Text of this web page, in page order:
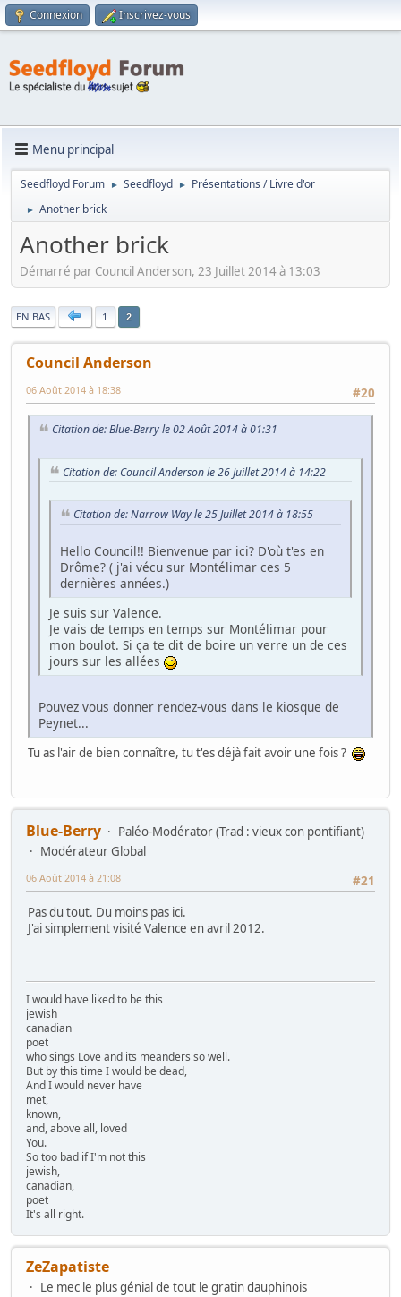
Connexion Inscrivez-vous
Menu principal
Seedfloyd Forum ► Seedfloyd ► Présentations / Livre d'or
► Another brick
Another brick
Démarré par Council Anderson, 23 Juillet 2014 à 13:03
|
EN BAS 1 2
Council Anderson
#20
06 Août 2014 à 18:38
Citation de: Blue-Berry le 02 Août 2014 à 01:31
Citation de: Council Anderson le 26 Juillet 2014 à 14:22
Citation de: Narrow Way le 25 Juillet 2014 à 18:55
Hello Council!! Bienvenue par ici? D'où t'es en
Drôme? ( j'ai vécu sur Montélimar ces 5
dernières années.)
Je suis sur Valence.
Je vais de temps en temps sur Montélimar pour
mon boulot. Si ça te dit de boire un verre un de ces
jours sur les allées
Pouvez vous donner rendez-vous dans le kiosque de
Peynet...
Tu as l'air de bien connaître, tu t'es déjà fait avoir une fois ?
Blue-Berry
Paléo-Modérator (Trad : vieux con pontifiant)
Modérateur Global
#21
06 Août 2014 à 21:08
Pas du tout. Du moins pas ici.
J'ai simplement visité Valence en avril 2012.
I would have liked to be this
jewish
canadian
poet
who sings Love and its meanders so well.
But by this time I would be dead,
And I would never have
met,
known,
and, above all, loved
You.
So too bad if I'm not this
jewish,
canadian,
poet
It's all right.
ZeZapatiste
Le mec le plus génial de tout le gratin dauphinois